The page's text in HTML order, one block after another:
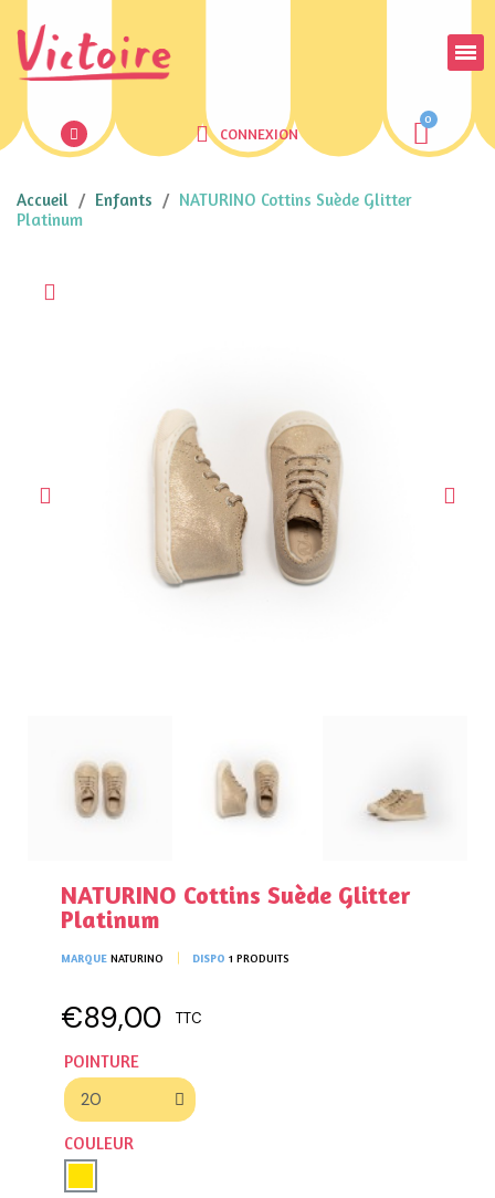
CONNEXION
Accueil Enfants
NATURINO Cottins Suède Glitter
Platinum
NATURINO Cottins Suède Glitter
Platinum
MARQUE NATURINO DISPO 1 PRODUITS
€89,00 TTC
POINTURE
COULEUR